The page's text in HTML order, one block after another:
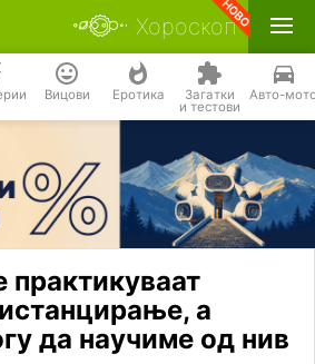
Хороскоп
Вицови Еротика Загатки
и тестови
Авто-
практикуваат
а
да научиме од нив